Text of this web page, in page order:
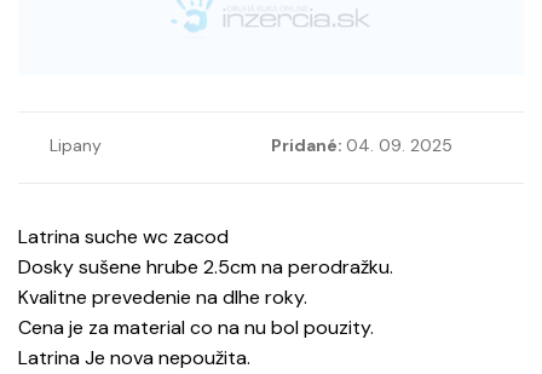
Lipany Pridané: 04. 09. 2025
Latrina suche wc zacod
Dosky sušene hrube 2.5cm na perodražku.
Kvalitne prevedenie na dlhe roky.
Cena je za material co na nu bol pouzity.
Latrina Je nova nepoužita.